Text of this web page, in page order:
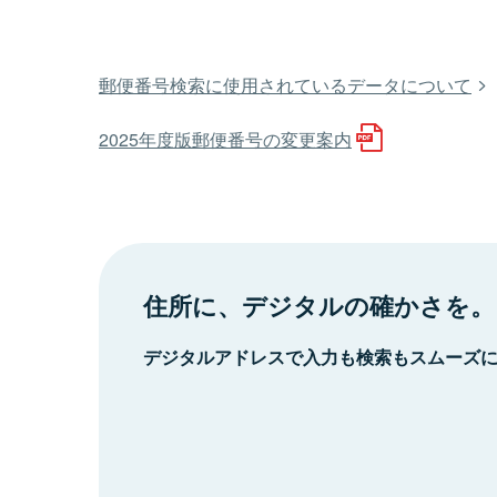
郵便番号検索に使用されているデータについて
2025年度版郵便番号の変更案内
住所に、デジタルの確かさを。
デジタルアドレスで入力も検索もスムーズ